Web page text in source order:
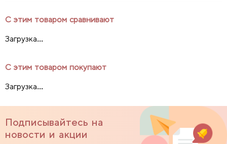
С этим товаром сравнивают
Загрузка...
С этим товаром покупают
Загрузка...
Подписывайтесь на
новости и акции